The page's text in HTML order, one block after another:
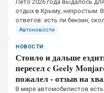
Лето 2026 года выдалось
отдых в Крыму, непростым.
ответов: есть ли бензин,
что вообще происходит на
Автоновости
НОВОСТИ
Стоило и дальше
пересел с Geely
пожалел - отзыв на
В мире автомобилистов